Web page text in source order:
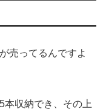
売ってるんですよ
本収納でき、その上